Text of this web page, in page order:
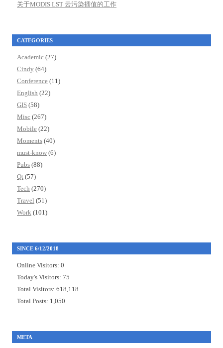
关于MODIS LST 云污染插值的工作
CATEGORIES
Academic (27)
Cindy (64)
Conference (11)
English (22)
GIS (58)
Misc (267)
Mobile (22)
Moments (40)
must-know (6)
Pubs (88)
Qt (57)
Tech (270)
Travel (51)
Work (101)
SINCE 6/12/2018
Online Visitors: 0
Today's Visitors: 75
Total Visitors: 618,118
Total Posts: 1,050
META